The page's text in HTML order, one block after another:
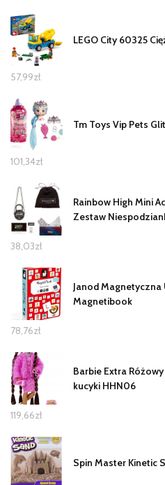
LEGO City 60325
57,99zł
Tm Toys Vip Pets
101,34zł
Rainbow High Mini
Zestaw
38,03zł
Janod Magnetyczna
Magnetibook
78,76zł
Barbie Extra
kucyki HHN06
119,66zł
Spin Master Kinetic